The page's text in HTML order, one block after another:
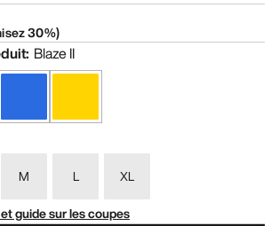
30%)
: Blaze II
M L
XL
guide sur les coupes